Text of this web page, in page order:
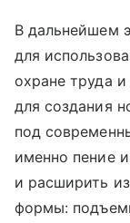
В дальнейшем
для
охране труда
для создания
под
именно пение
и расширить
формы: